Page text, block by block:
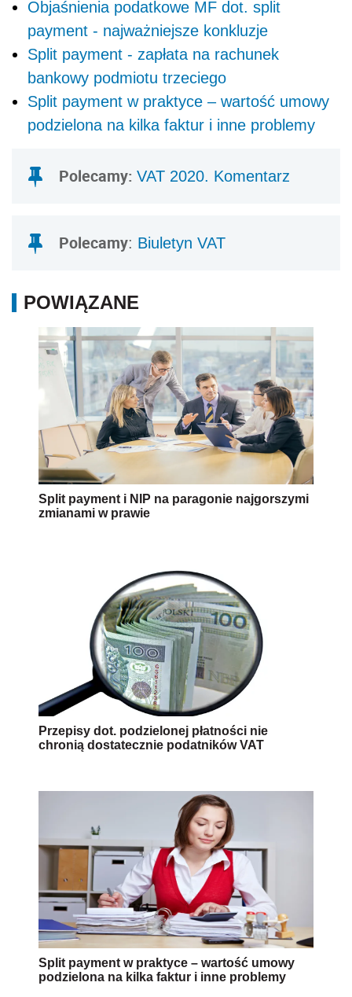
Objaśnienia podatkowe MF dot. split
payment - najważniejsze konkluzje
Split payment - zapłata na rachunek
bankowy podmiotu trzeciego
Split payment w praktyce – wartość umowy
podzielona na kilka faktur i inne problemy
Polecamy: VAT 2020. Komentarz
Polecamy: Biuletyn VAT
POWIĄZANE
Split payment i NIP na paragonie najgorszymi
zmianami w prawie
Przepisy dot. podzielonej płatności nie
chronią dostatecznie podatników VAT
Split payment w praktyce – wartość umowy
podzielona na kilka faktur i inne problemy